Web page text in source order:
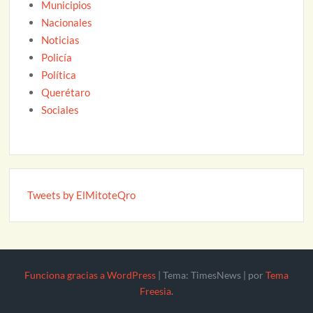
Municipios
Nacionales
Noticias
Policía
Política
Querétaro
Sociales
Tweets by ElMitoteQro
Funciona gracias a WordPress | Tema: TimesNews | por Tema
Freesia.